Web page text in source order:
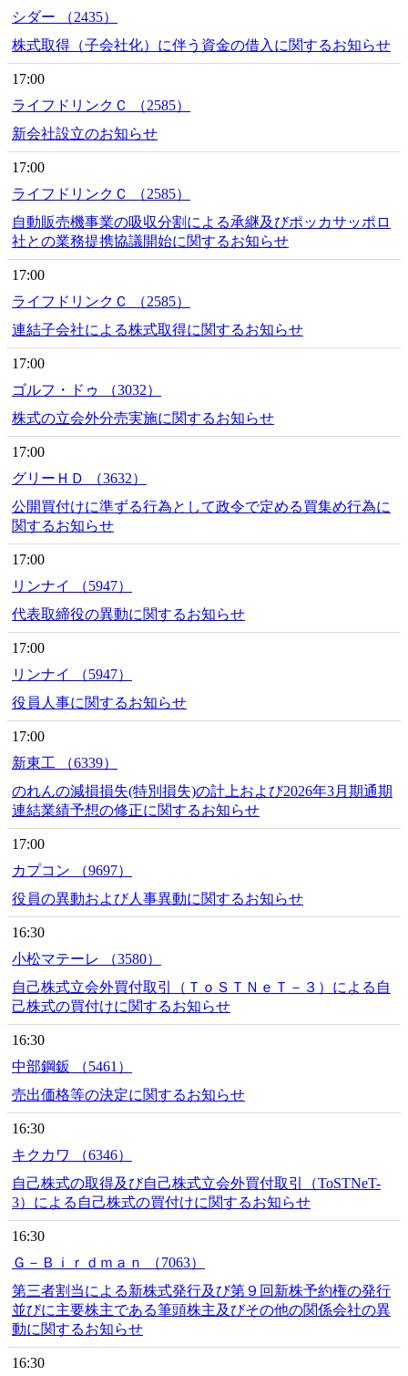
シダー （2435）
株式取得（子会社化）に伴う資金の借入に関するお知らせ
17:00
ライフドリンクＣ （2585）
新会社設立のお知らせ
17:00
ライフドリンクＣ （2585）
自動販売機事業の吸収分割による承継及びポッカサッポロ
社との業務提携協議開始に関するお知らせ
17:00
ライフドリンクＣ （2585）
連結子会社による株式取得に関するお知らせ
17:00
ゴルフ・ドゥ （3032）
株式の立会外分売実施に関するお知らせ
17:00
グリーＨＤ （3632）
公開買付けに準ずる行為として政令で定める買集め行為に
関するお知らせ
17:00
リンナイ （5947）
代表取締役の異動に関するお知らせ
17:00
リンナイ （5947）
役員人事に関するお知らせ
17:00
新東工 （6339）
のれんの減損損失(特別損失)の計上および2026年3月期通期
連結業績予想の修正に関するお知らせ
17:00
カプコン （9697）
役員の異動および人事異動に関するお知らせ
16:30
小松マテーレ （3580）
自己株式立会外買付取引（ＴｏＳＴＮｅＴ－３）による自
己株式の買付けに関するお知らせ
16:30
中部鋼鈑 （5461）
売出価格等の決定に関するお知らせ
16:30
キクカワ （6346）
自己株式の取得及び自己株式立会外買付取引（ToSTNeT-
3）による自己株式の買付けに関するお知らせ
16:30
Ｇ－Ｂｉｒｄｍａｎ （7063）
第三者割当による新株式発行及び第９回新株予約権の発行
並びに主要株主である筆頭株主及びその他の関係会社の異
動に関するお知らせ
16:30